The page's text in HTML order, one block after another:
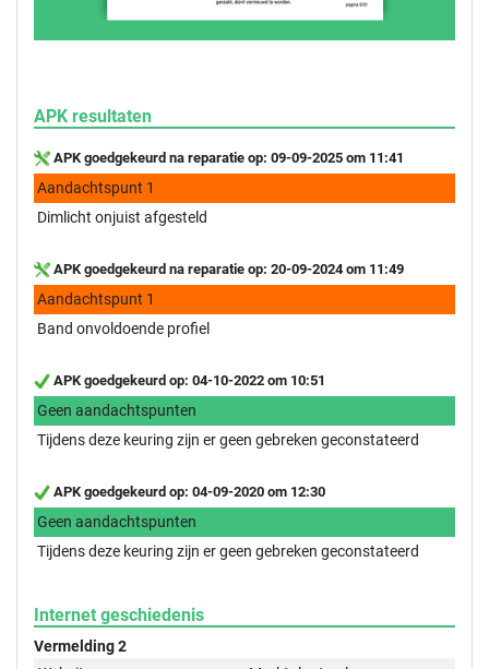
APK resultaten
APK goedgekeurd na reparatie op: 09-09-2025 om 11:41
Aandachtspunt 1
Dimlicht onjuist afgesteld
APK goedgekeurd na reparatie op: 20-09-2024 om 11:49
Aandachtspunt 1
Band onvoldoende profiel
APK goedgekeurd op: 04-10-2022 om 10:51
Geen aandachtspunten
Tijdens deze keuring zijn er geen gebreken geconstateerd
APK goedgekeurd op: 04-09-2020 om 12:30
Geen aandachtspunten
Tijdens deze keuring zijn er geen gebreken geconstateerd
Internet geschiedenis
Vermelding 2